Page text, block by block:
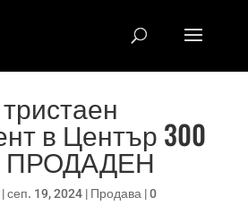
в Център 300
ПРОДАДЕН
сеп. 19, 2024| Продава |0